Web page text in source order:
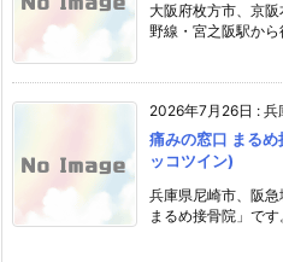
大阪府枚方市、京
野線・宮之阪駅か
2026年7月26日 : 兵
痛みの窓口 まる
ッコツイン)
兵庫県尼崎市、阪
まるめ接骨院」です